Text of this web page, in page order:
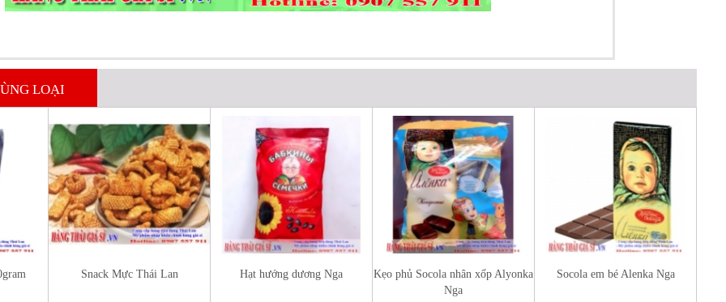
LOẠI
Snack Mực Thái Lan Hạt hướng dương Nga
Kẹo phủ Socola nhân xốp Alyonka
Nga
Socola em bé Alenka Nga